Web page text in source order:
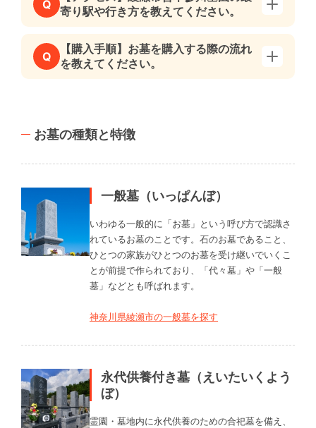
Q
寄り駅や行き方を教えてください。
Q
【購入手順】お墓を購入する際の流れ
を教えてください。
お墓の種類と特徴
一般墓（いっぱんぼ）
いわゆる一般的に「お墓」という呼び方で認識さ
れているお墓のことです。石のお墓であること、
ひとつの家族がひとつのお墓を受け継いでいくこ
とが前提で作られており、「代々墓」や「一般
墓」などとも呼ばれます。
神奈川県綾瀬市の一般墓を探す
永代供養付き墓（えいたいくよう
ぼ）
霊園・墓地内に永代供養のための合祀墓を備え、